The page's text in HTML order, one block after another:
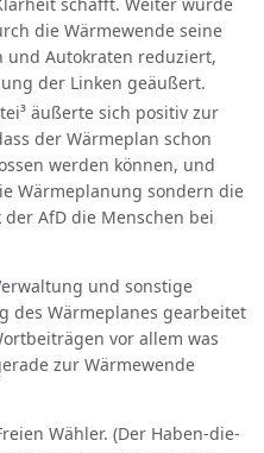
die Wärmewende seine
und Autokraten reduziert,
der Linken geäußert.
äußerte sich positiv zur
der Wärmeplan schon
werden können, und
Wärmeplanung sondern die
AfD die Menschen bei
und sonstige
des Wärmeplanes gearbeitet
vor allem was
zur Wärmewende
Wähler. (Der Haben-die-